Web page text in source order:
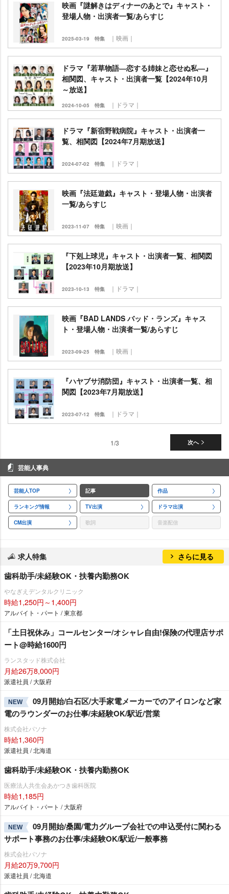
映画『謎解きはディナーのあとで』キャスト・
登場人物・出演者一覧/あらすじ
2025-03-19 特集 ｜映画｜
ドラマ『若草物語―恋する姉妹と恋せぬ私―』
相関図、キャスト・出演者一覧【2024年10月
～放送】
2024-10-05 特集 ｜ドラマ｜
ドラマ『新宿野戦病院』キャスト・出演者一
覧、相関図【2024年7月期放送】
2024-07-02 特集 ｜ドラマ｜
映画『法廷遊戯』キャスト・登場人物・出演者
一覧/あらすじ
2023-11-07 特集 ｜映画｜
『下剋上球児』キャスト・出演者一覧、相関図
【2023年10月期放送】
2023-10-13 特集 ｜ドラマ｜
映画『BAD LANDS バッド・ランズ』キャス
ト・登場人物・出演者一覧/あらすじ
2023-09-25 特集 ｜映画｜
『ハヤブサ消防団』キャスト・出演者一覧、相
関図【2023年7月期放送】
2023-07-12 特集 ｜ドラマ｜
次へ
1/3
芸能人事典
芸能人TOP 記事 作品
ランキング情報 TV出演 ドラマ出演
CM出演 歌詞 音楽配信
求人特集 さらに見る
歯科助手/未経験OK・扶養内勤務OK
なぎえデンタルクリニック
時給1,250円～1,400円
アルバイト・パート / 東京都
「土日祝休み」コールセンター/オシャレ自由!保険の代理店サポ
ート@時給1600円
ランスタッド株式会社
月給26万8,000円
派遣社員 / 大阪府
NEW
09月開始/白石区/大手家電メーカーでのアイロンなど家
電のラウンダーのお仕事/未経験OK/駅近/営業
株式会社パソナ
時給1,360円
派遣社員 / 北海道
歯科助手/未経験OK・扶養内勤務OK
医療法人共生会あかつき歯科医院
時給1,185円
アルバイト・パート / 大阪府
NEW
09月開始/桑園/電力グループ会社での申込受付に関わる
サポート事務のお仕事/未経験OK/駅近/一般事務
株式会社パソナ
月給20万9,700円
派遣社員 / 北海道